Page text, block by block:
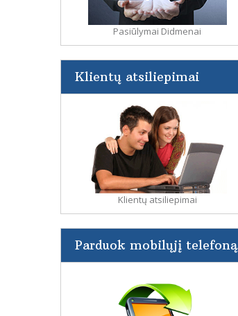
Pasiūlymai Didmenai
Klientų atsiliepimai
Klientų atsiliepimai
Parduok mobilųjį telefoną